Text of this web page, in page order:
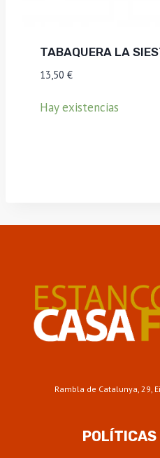
TABAQUERA LA
13,50 €
Hay existencias
Rambla de Catalunya, 29,
POLÍTICAS